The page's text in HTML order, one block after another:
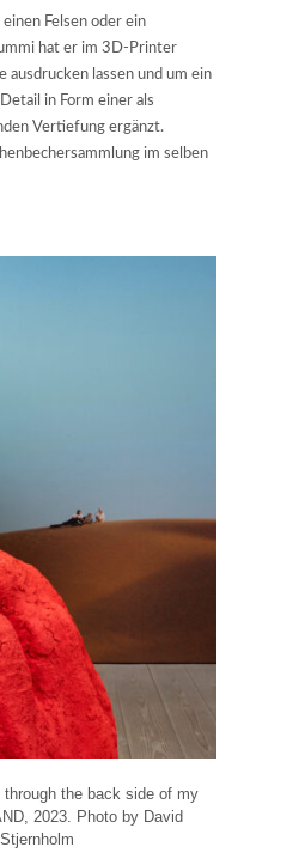
Felsen oder ein
hat er im 3D-Printer
ausdrucken lassen und um ein
in Form einer als
Vertiefung ergänzt.
im selben
through the back side of my
2023. Photo by David
Stjernholm